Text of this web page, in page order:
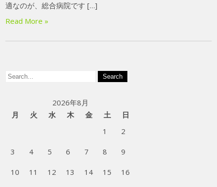
適なのが、総合病院です […]
Read More »
2026年8月
月
火 水 木 金 土
日
1
2
3 4 5 6 7 8 9
10 11 12 13 14 15 16